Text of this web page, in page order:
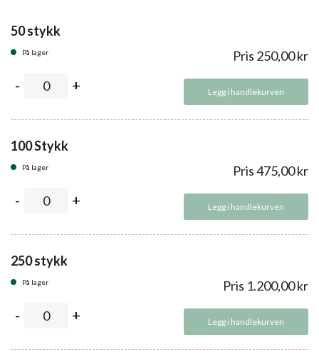
50 stykk
På lager Pris 250,00kr
Legg i handlekurven
100 Stykk
På lager Pris475,00kr
Legg i handlekurven
250 stykk
På lager Pris 1.200,00kr
Legg i handlekurven